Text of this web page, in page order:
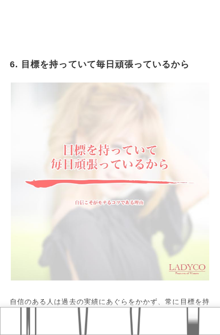
6. 目標を持っていて毎日頑張っているから
自信のある人は過去の実績にあぐらをかかず、常に目標を持
って新しいことに挑戦している人が多いようです。
おすすめ記事